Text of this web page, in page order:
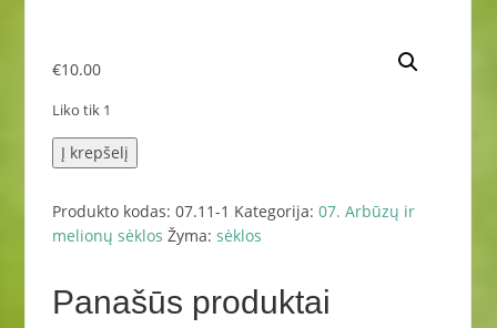
€10.00
Liko tik 1
produkto
kiekis:
melionas
100
Į krepšelį
Produkto kodas: 07.11-1 Kategorija: 07. Arbūzų ir
melionų sėklos Žyma: sėklos
Panašūs produktai